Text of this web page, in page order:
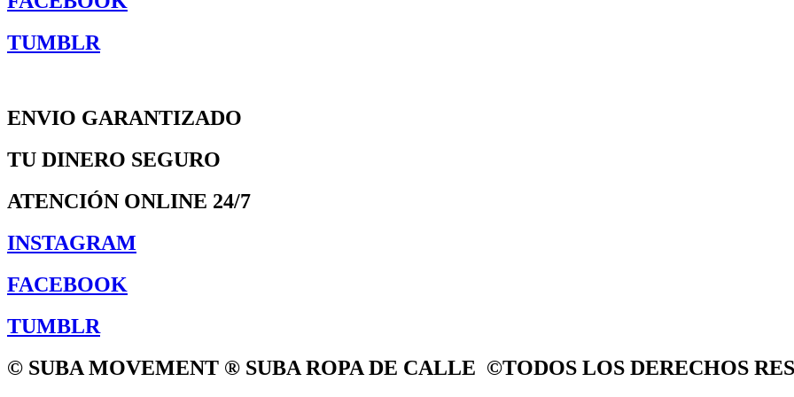
TUMBLR
ENVIO GARANTIZADO
TU DINERO SEGURO
ATENCIÓN ONLINE 24/7
INSTAGRAM
FACEBOOK
TUMBLR
© SUBA MOVEMENT ® SUBA ROPA DE CALLE ©TODOS LOS DERECHOS